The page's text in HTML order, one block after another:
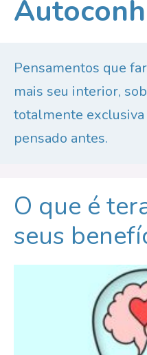
Pensamentos que
mais seu interior,
totalmente exclusiva
pensado antes.
O que é
seus